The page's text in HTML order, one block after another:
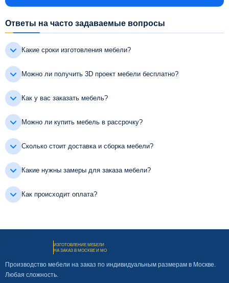
Ответы на часто задаваемые вопросы
Какие сроки изготовления мебели?
Можно ли получить 3D проект мебели бесплатно?
Как у вас заказать мебель?
Можно ли купить мебель в рассрочку?
Сколько стоит доставка и сборка мебели?
Какие нужны замеры для заказа мебели?
Как происходит оплата?
ИЗГОТОВЛЕНИЕ МЕБЕЛИ
НА ЗАКАЗ В МОСКВЕ И МО
Производство мебели на заказ по индивидуальным размерам в Москве.
Любая сложность.